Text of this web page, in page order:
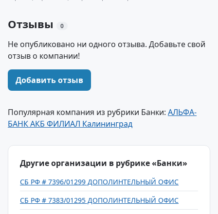
Отзывы 0
Не опубликовано ни одного отзыва. Добавьте свой
отзыв о компании!
Добавить отзыв
Популярная компания из рубрики Банки: АЛЬФА-
БАНК АКБ ФИЛИАЛ Калининград
Другие организации в рубрике «Банки»
СБ РФ # 7396/01299 ДОПОЛИНТЕЛЬНЫЙ ОФИС
СБ РФ # 7383/01295 ДОПОЛИНТЕЛЬНЫЙ ОФИС